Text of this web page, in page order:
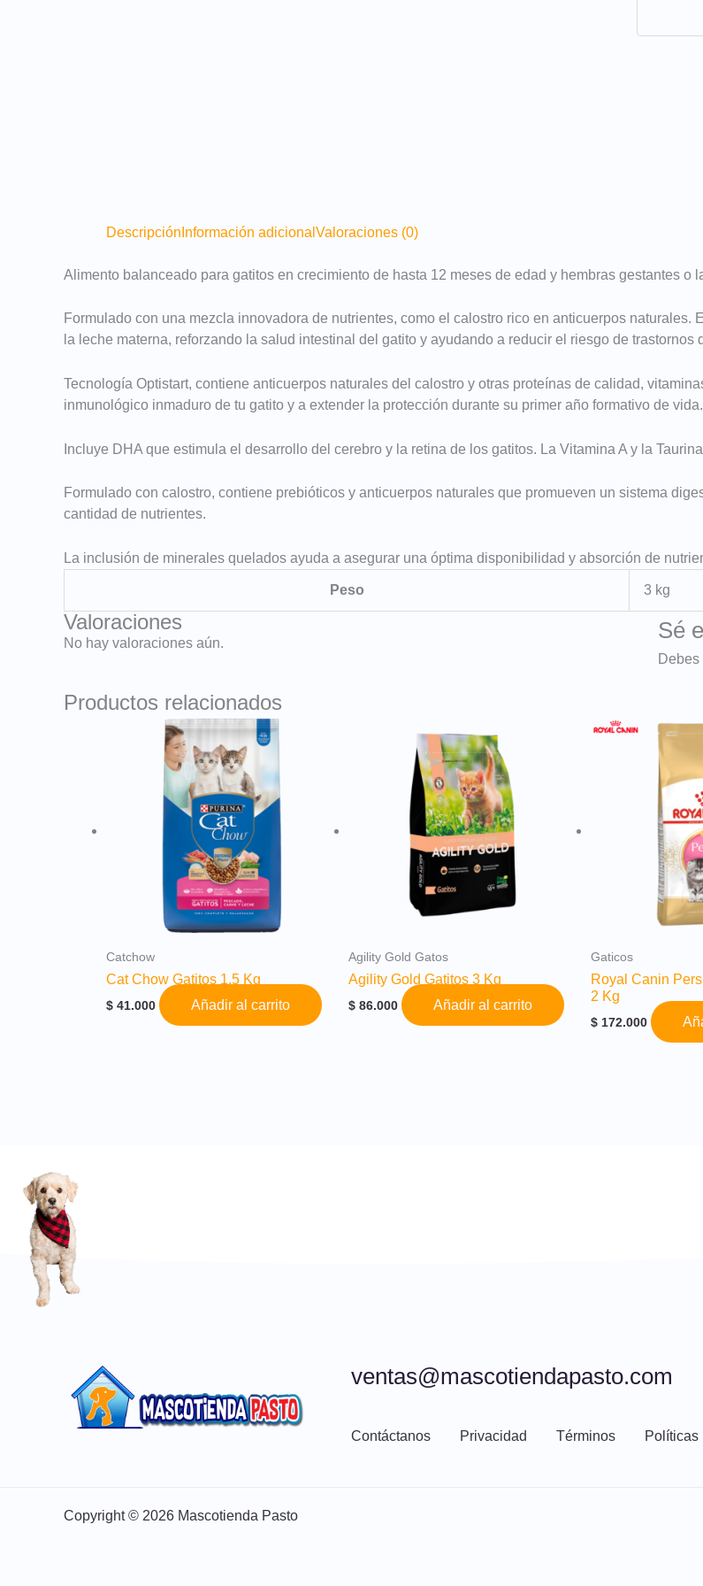
Descripción Información adicional Valoraciones (0)
Alimento balanceado para gatitos en crecimiento de hasta 12 meses de edad y hembras gestantes o
Formulado con una mezcla innovadora de nutrientes, como el calostro rico en anticuerpos
la leche materna, reforzando la salud intestinal del gatito y ayudando a reducir el riesgo de trastornos
Tecnología Optistart, contiene anticuerpos naturales del calostro y otras proteínas de calidad,
inmunológico inmaduro de tu gatito y a extender la protección durante su primer año formativo de vida.
Incluye DHA que estimula el desarrollo del cerebro y la retina de los gatitos. La Vitamina A y la
Formulado con calostro, contiene prebióticos y anticuerpos naturales que promueven un sistema
cantidad de nutrientes.
La inclusión de minerales quelados ayuda a asegurar una óptima disponibilidad y absorción de
Peso 3 kg
Valoraciones
No hay valoraciones aún. Sé
Debes
Productos relacionados
Catchow
Cat Chow Gatitos 1,5 Kg
$ 41.000 Añadir al carrito
Agility Gold Gatos
Agility Gold Gatitos 3 Kg
$ 86.000 Añadir al carrito
Gaticos
Royal Canin
2 Kg
$ 172.000
ventas@mascotiendapasto.com
Contáctanos Privacidad Términos Políticas
Copyright © 2026 Mascotienda Pasto